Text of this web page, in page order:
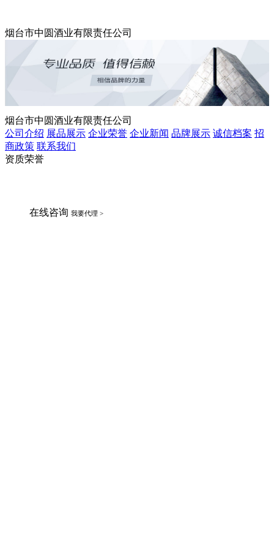
烟台市中圆酒业有限责任公司
烟台市中圆酒业有限责任公司
公司介绍 展品展示 企业荣誉 企业新闻 品牌展示 诚信档案 招
商政策 联系我们
资质荣誉
在线咨询 我要代理 >